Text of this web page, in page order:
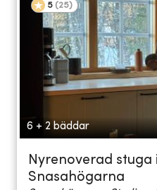
5 (25)
6 + 2 bäddar
Nyrenoverad stuga
Snasahögarna